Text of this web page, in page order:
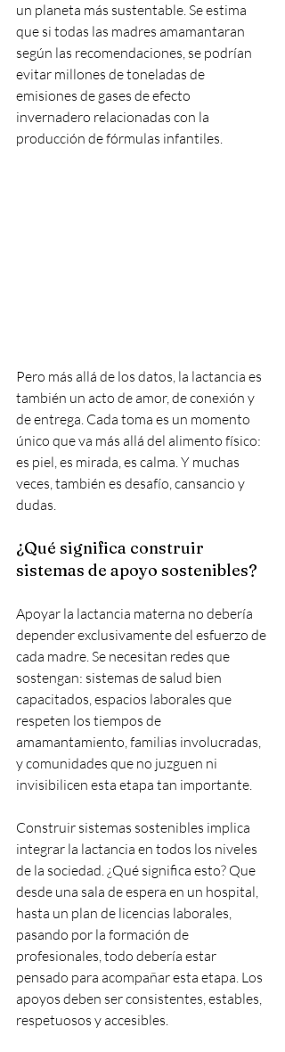
un planeta más sustentable. Se estima
que si todas las madres amamantaran
según las recomendaciones, se podrían
evitar millones de toneladas de
emisiones de gases de efecto
invernadero relacionadas con la
producción de fórmulas infantiles.
Pero más allá de los datos, la lactancia es
también un acto de amor, de conexión y
de entrega. Cada toma es un momento
único que va más allá del alimento físico:
es piel, es mirada, es calma. Y muchas
veces, también es desafío, cansancio y
dudas.
¿Qué significa construir
sistemas de apoyo sostenibles?
Apoyar la lactancia materna no debería
depender exclusivamente del esfuerzo de
cada madre. Se necesitan redes que
sostengan: sistemas de salud bien
capacitados, espacios laborales que
respeten los tiempos de
amamantamiento, familias involucradas,
y comunidades que no juzguen ni
invisibilicen esta etapa tan importante.
Construir sistemas sostenibles implica
integrar la lactancia en todos los niveles
de la sociedad. ¿Qué significa esto? Que
desde una sala de espera en un hospital,
hasta un plan de licencias laborales,
pasando por la formación de
profesionales, todo debería estar
pensado para acompañar esta etapa. Los
apoyos deben ser consistentes, estables,
respetuosos y accesibles.